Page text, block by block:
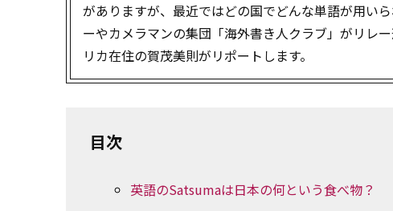
がありますが、最近ではどの国でどんな単語が用い
ーやカメラマンの集団「海外書き人クラブ」がリレ
リカ在住の賀茂美則がリポートします。
目次
英語のSatsumaは日本の何という食べ物？